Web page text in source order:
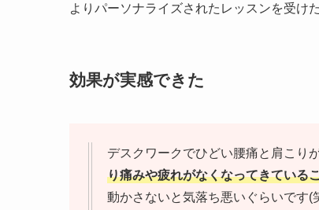
よりパーソナライズされたレッスンを受け
効果が実感できた
デスクワークでひどい腰痛と肩こり
り痛みや疲れがなくなってきている
動かさないと気落ち悪いぐらいです(